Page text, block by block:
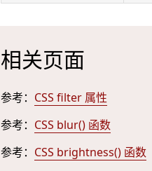
相关页面
参考： CSS filter 属性
参考： CSS blur() 函数
参考： CSS brightness() 函数